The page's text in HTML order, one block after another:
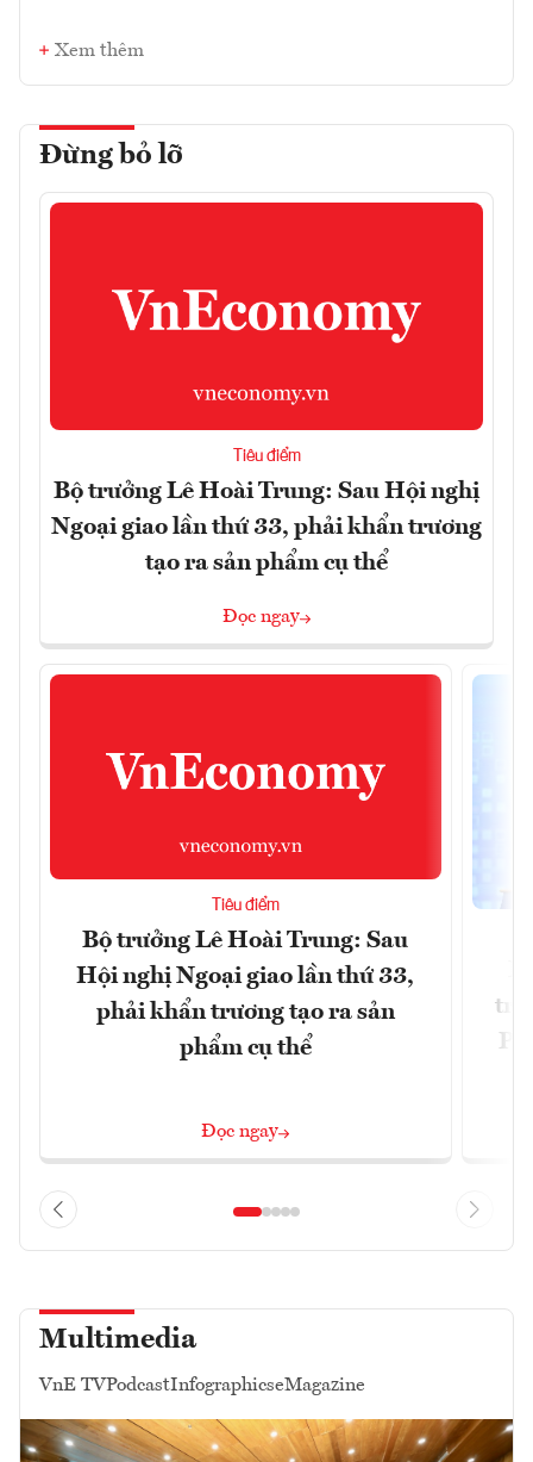
Xem thêm
Đừng bỏ lỡ
Tiêu điểm
Bộ trưởng Lê Hoài Trung: Sau Hội nghị
Ngoại giao lần thứ 33, phải khẩn trương
tạo ra sản phẩm cụ thể
Đọc ngay
Tiêu điểm
Bộ trưởng Lê Hoài Trung: Sau
Hội nghị Ngoại giao lần thứ 33,
phải khẩn trương tạo ra sản
phẩm cụ thể
Đọc ngay
Multimedia
VnE TVPodcastInfographicseMagazine